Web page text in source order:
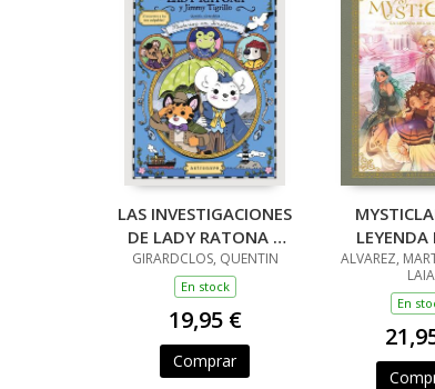
LAS INVESTIGACIONES
DE LADY RATONA Y
JIMMY TIGRILLO
GIRARDCLOS, QUENTIN
En stock
19,95 €
Comprar
LEYENDA
CINCO
ALVAREZ,
LAIA
En